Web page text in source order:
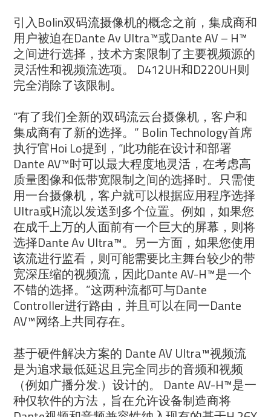
引入Bolin双码流摄像机的概念之前，集成商和
用户被迫在Dante Av Ultra™或Dante AV – H™
之间进行选择，技术方案限制了主要视频源的
灵活性和视频流选项。 D412UH和D220UH则
完全消除了该限制。
“有了我们全新的双码流云台摄像机，客户和
集成商有了新的选择。” Bolin Technology首席
执行官Hoi Lo提到，“此功能在设计和部署
Dante AV™时可以最大程度地灵活，在考虑高
质量图像和低带宽限制之间的选择时。只需使
用一台摄像机，客户就可以根据应用程序选择
Ultra或H流以发送到多个位置。例如，如果您
在成千上万的人面前有一个巨大的屏幕，则将
选择Dante Av Ultra™。另一方面，如果您使用
该流进行监看，则可能需要比主舞台较少的带
宽深压缩的视频流，因此Dante AV-H™是一个
不错的选择。”这两种流都可与Dante
Controller进行路由，并且可以在同一Dante
AV™网络上共同存在。
基于硬件解决方案的 Dante AV Ultra™视频流
是为追求最低延迟且完全同步的音频和视频
（例如广播分发.）设计的。 Dante AV-H™是一
种仅软件的方法，旨在允许设备制造商将